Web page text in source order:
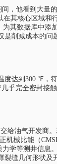
，他看到大量
其核心区域
其数据库中添
削减成本的
达到300 ℉，
乎完全密封接
给油气开发商
机械比能（
学等测井信息
缝几何形状